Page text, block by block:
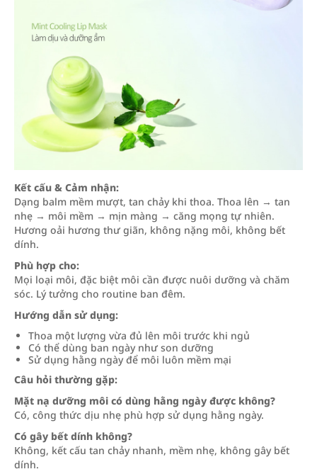
Kết cấu & Cảm nhận:
Dạng balm mềm mượt, tan chảy khi thoa. Thoa lên → tan
nhẹ → môi mềm → mịn màng → căng mọng tự nhiên.
Hương oải hương thư giãn, không nặng môi, không bết
dính.
Phù hợp cho:
Mọi loại môi, đặc biệt môi cần được nuôi dưỡng và chăm
sóc. Lý tưởng cho routine ban đêm.
Hướng dẫn sử dụng:
Thoa một lượng vừa đủ lên môi trước khi ngủ
Có thể dùng ban ngày như son dưỡng
Sử dụng hằng ngày để môi luôn mềm mại
Câu hỏi thường gặp:
Mặt nạ dưỡng môi có dùng hằng ngày được không?
Có, công thức dịu nhẹ phù hợp sử dụng hằng ngày.
Có gây bết dính không?
Không, kết cấu tan chảy nhanh, mềm nhẹ, không gây bết
dính.